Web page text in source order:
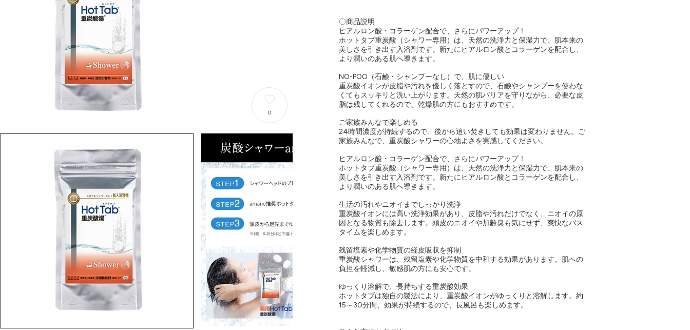
0
〇商品説明
ヒアルロン酸・コラーゲン配合で、さらにパワーアップ！
ホットタブ重炭酸（シャワー専用）は、天然の洗浄力と保湿力で、肌本来の
美しさを引き出す入浴剤です。新たにヒアルロン酸とコラーゲンを配合し、
より潤いのある肌へ導きます。
NO-POO（石鹸・シャンプーなし）で、肌に優しい
重炭酸イオンが皮脂や汚れを優しく落とすので、石鹸やシャンプーを使わな
くてもスッキリと洗い上がります。天然の肌バリアを守りながら、必要な皮
脂は残してくれるので、乾燥肌の方にもおすすめです。
ご家族みんなで楽しめる
24時間濃度が持続するので、後から追い焚きしても効果は変わりません。ご
家族みんなで、重炭酸シャワーの心地よさを実感してください。
ヒアルロン酸・コラーゲン配合で、さらにパワーアップ！
ホットタブ重炭酸（シャワー専用）は、天然の洗浄力と保湿力で、肌本来の
美しさを引き出す入浴剤です。新たにヒアルロン酸とコラーゲンを配合し、
より潤いのある肌へ導きます。
生活の汚れやニオイまでしっかり洗浄
重炭酸イオンには高い洗浄効果があり、皮脂や汚れだけでなく、ニオイの原
因となる物質も除去します。頭皮のニオイや加齢臭も気にせず、爽快なバス
タイムを楽しめます。
残留塩素や化学物質の経皮吸収を抑制
重炭酸シャワーは、残留塩素や化学物質を中和する効果があります。肌への
負担を軽減し、敏感肌の方にも安心です。
ゆっくり溶解で、長持ちする重炭酸効果
ホットタブは独自の製法により、重炭酸イオンがゆっくりと溶解します。約
15～30分間、効果が持続するので、長風呂も楽しめます。